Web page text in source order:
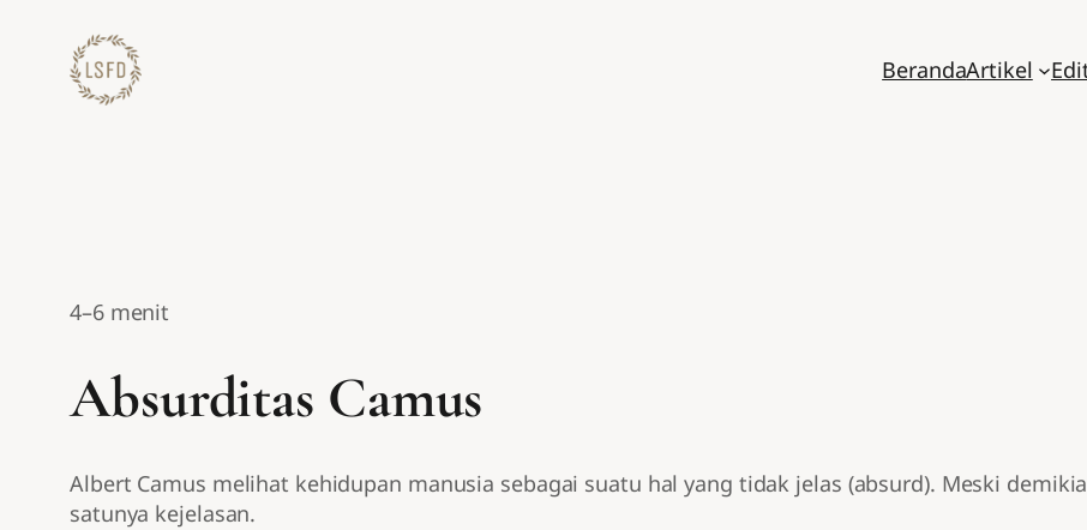
konten
BerandaArtikel
4–6 menit
Absurditas Camus
Albert Camus melihat kehidupan manusia sebagai suatu hal yang tidak jelas (absurd). Meski
satunya kejelasan.